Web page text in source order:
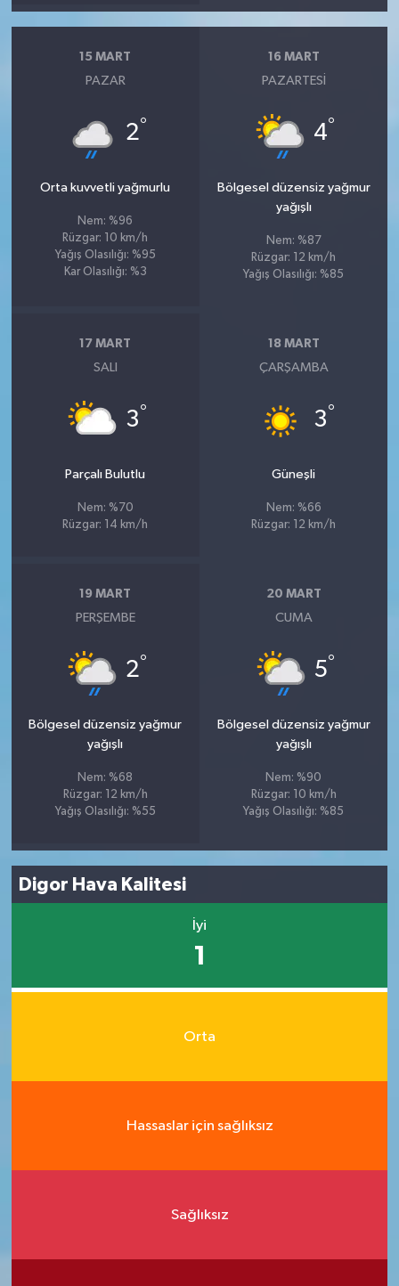
15 MART
PAZAR
2°
Orta kuvvetli yağmurlu
Nem: %96
Rüzgar: 10 km/h
Yağış Olasılığı: %95
Kar Olasılığı: %3
16 MART
PAZARTESI
4°
Bölgesel düzensiz yağmur
yağışlı
Nem: %87
Rüzgar: 12 km/h
Yağış Olasılığı: %85
17 MART
SALI
3°
Parçalı Bulutlu
Nem: %70
Rüzgar: 14 km/h
18 MART
ÇARŞAMBA
3°
Güneşli
Nem: %66
Rüzgar: 12 km/h
19 MART
PERŞEMBE
2°
Bölgesel düzensiz yağmur
yağışlı
Nem: %68
Rüzgar: 12 km/h
Yağış Olasılığı: %55
20 MART
CUMA
5°
Bölgesel düzensiz yağmur
yağışlı
Nem: %90
Rüzgar: 10 km/h
Yağış Olasılığı: %85
Digor Hava Kalitesi
İyi
1
Orta
Hassaslar için sağlıksız
Sağlıksız